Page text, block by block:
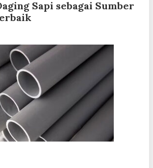
Sapi sebagai Sumber